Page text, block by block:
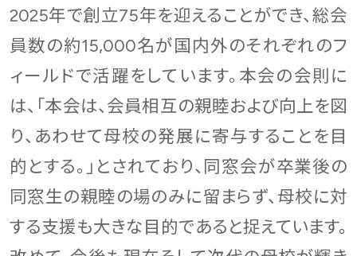
2025年で創立75年を迎えることができ、総会
員数の約15,000名が国内外のそれぞれのフ
ィールドで活躍をしています。本会の会則に
は、「本会は、会員相互の親睦および向上を図
り、あわせて母校の発展に寄与することを目
的とする。」とされており、同窓会が卒業後の
同窓生の親睦の場のみに留まらず、母校に対
する支援も大きな目的であると捉えています。